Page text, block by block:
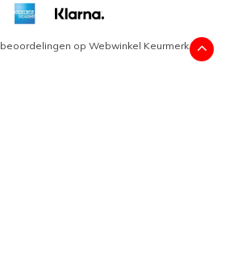
beoordelingen op Webwinkel Keurmerk